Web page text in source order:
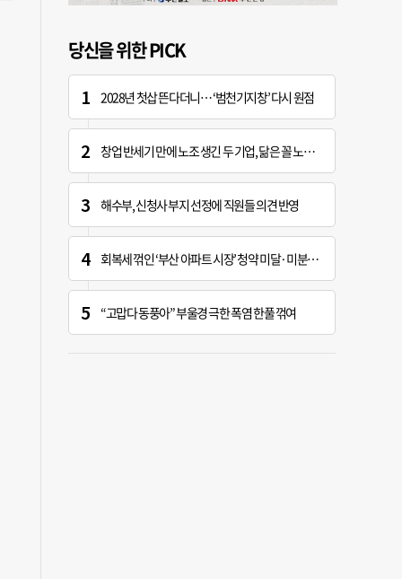
당신을 위한 PICK
2028년 첫삽 뜬다더니… ‘범천기지창’ 다시 원점
창업 반세기 만에 노조 생긴 두 기업, 닮은 꼴 노사 갈등
해수부, 신청사 부지 선정에 직원들 의견 반영
회복세 꺾인 ‘부산 아파트 시장’ 청약 미달·미분양 심화
“고맙다 동풍아” 부울경 극한 폭염 한풀 꺾여